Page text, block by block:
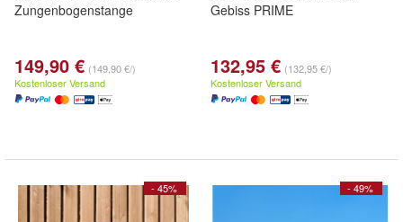
Zungenbogenstange
149,90 € (149,90 €/)
Kostenloser Versand
Gebiss PRIME
132,95 € (132,95 €/)
Kostenloser Versand
- 45% - 49%